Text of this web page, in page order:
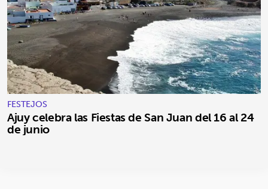
FESTEJOS
Ajuy celebra las Fiestas de San Juan del 16 al 24
de junio